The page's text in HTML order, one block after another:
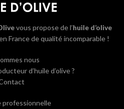
vous propose de l’huile d’olive
France de qualité incomparable !
nous
d’huile d’olive ?
professionnelle